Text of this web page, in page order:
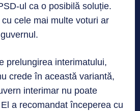
ul ca o posibilă soluție.
cele mai multe voturi ar
prelungirea interimatului,
crede în această variantă,
interimar nu poate
a recomandat începerea cu